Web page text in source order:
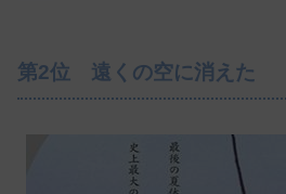
第2位 遠くの空に消えた